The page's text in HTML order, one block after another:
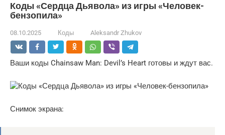
Коды «Сердца Дьявола» из игры «Человек-
бензопила»
08.10.2025 Коды Aleksandr Zhukov
Ваши коды Chainsaw Man: Devil’s Heart готовы и ждут вас.
Снимок экрана: